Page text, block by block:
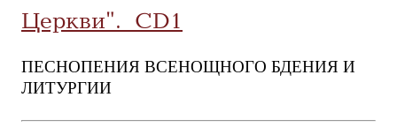
Церкви". CD1
ПЕСНОПЕНИЯ ВСЕНОЩНОГО БДЕНИЯ И
ЛИТУРГИИ